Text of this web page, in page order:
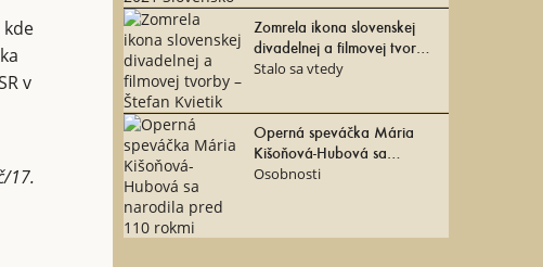
v
17.
Zomrela ikona slovenskej
divadelnej a filmovej tvorby
– Štefan Kvietik
Stalo sa vtedy
Operná speváčka Mária
Kišoňová-Hubová sa
narodila pred 110 rokmi
Osobnosti